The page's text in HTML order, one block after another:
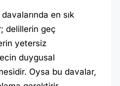
en sık
delillerin geç
yetersiz
duygusal
Oysa bu davalar,